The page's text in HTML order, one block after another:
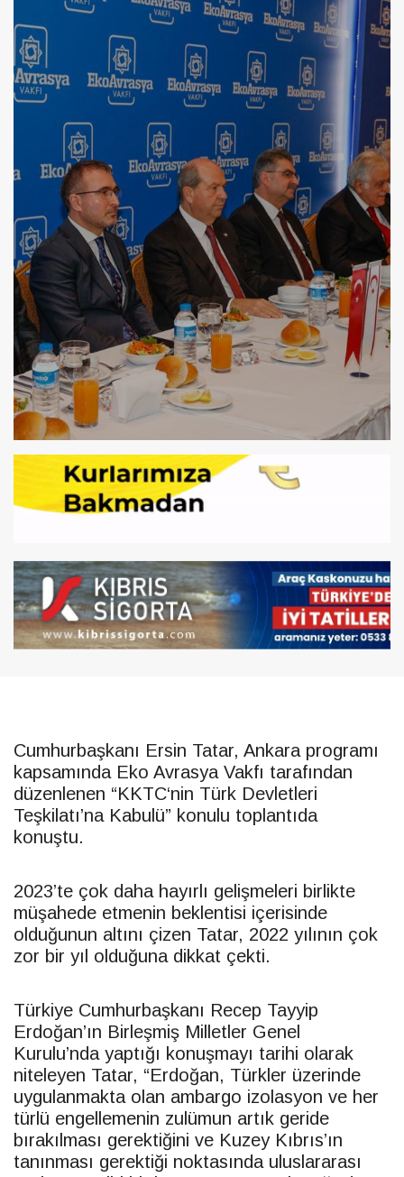
Cumhurbaşkanı Ersin Tatar, Ankara programı
kapsamında Eko Avrasya Vakfı tarafından
düzenlenen “KKTC‘nin Türk Devletleri
Teşkilatı’na Kabulü” konulu toplantıda
konuştu.
2023’te çok daha hayırlı gelişmeleri birlikte
müşahede etmenin beklentisi içerisinde
olduğunun altını çizen Tatar, 2022 yılının çok
zor bir yıl olduğuna dikkat çekti.
Türkiye Cumhurbaşkanı Recep Tayyip
Erdoğan’ın Birleşmiş Milletler Genel
Kurulu’nda yaptığı konuşmayı tarihi olarak
niteleyen Tatar, “Erdoğan, Türkler üzerinde
uygulanmakta olan ambargo izolasyon ve her
türlü engellemenin zulümun artık geride
bırakılması gerektiğini ve Kuzey Kıbrıs’ın
tanınması gerektiği noktasında uluslararası